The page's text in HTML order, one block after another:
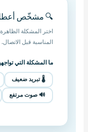
🔍 مشخّص
اختر المشكلة
المناسبة قبل الاتصال.
ما المشكلة التي
🌡️ تبريد ضعيف
🔊 صوت مرتفع